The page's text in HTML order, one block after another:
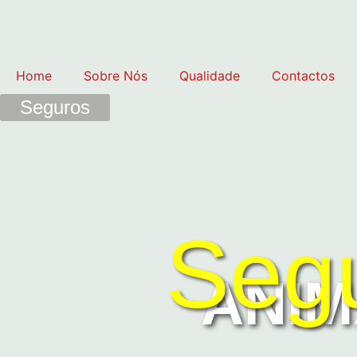
Home Sobre Nós Qualidade Contactos
Seguros